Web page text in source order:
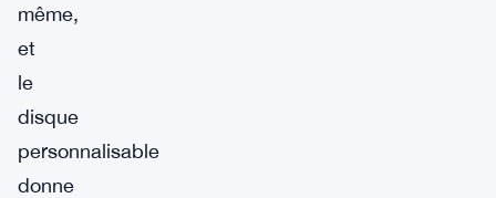
même,
et
le
disque
personnalisable
donne